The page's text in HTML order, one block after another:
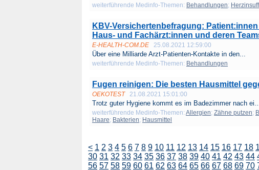
weiterführende Medinfo-Themen: Behandlungen;
KBV-Versichertenbefragung:
Haus- und Fachärzt:innen und deren
E-HEALTH-COM.DE 25.08.2021 12:59:00
Über eine Milliarde Arzt-Patienten-Kontakte in den...
weiterführende Medinfo-Themen: Behandlungen
Fugen reinigen: Die besten Hausmittel
OEKOTEST 21.08.2021 15:01:00
Trotz guter Hygiene kommt es im Badezimmer nach
weiterführende Medinfo-Themen: Allergien; Zähne putzen;
Haare; Bakterien; Hausmittel
< 1 2 3 4 5 6 7 8 9 10 11 12 13 14 15 16 17 18
30 31 32 33 34 35 36 37 38 39 40 41 42 43 44
56 57 58 59 60 61 62 63 64 65 66 67 68 69 70